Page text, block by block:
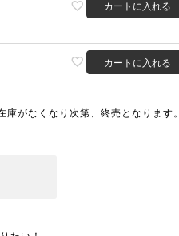
カートに入れる
カートに入れる
がなくなり次第、終売となります。